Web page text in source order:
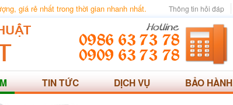
giá rẻ nhất trong thời gian nhanh nhất. Thông tin hỏi đáp
TIN TỨC DỊCH VỤ BẢO HÀNH